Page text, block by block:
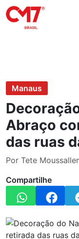
Manaus
Abraço
das ruas
Por Tete
Compartilhe